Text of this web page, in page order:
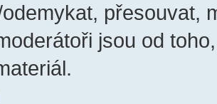
přesouvat,
jsou od